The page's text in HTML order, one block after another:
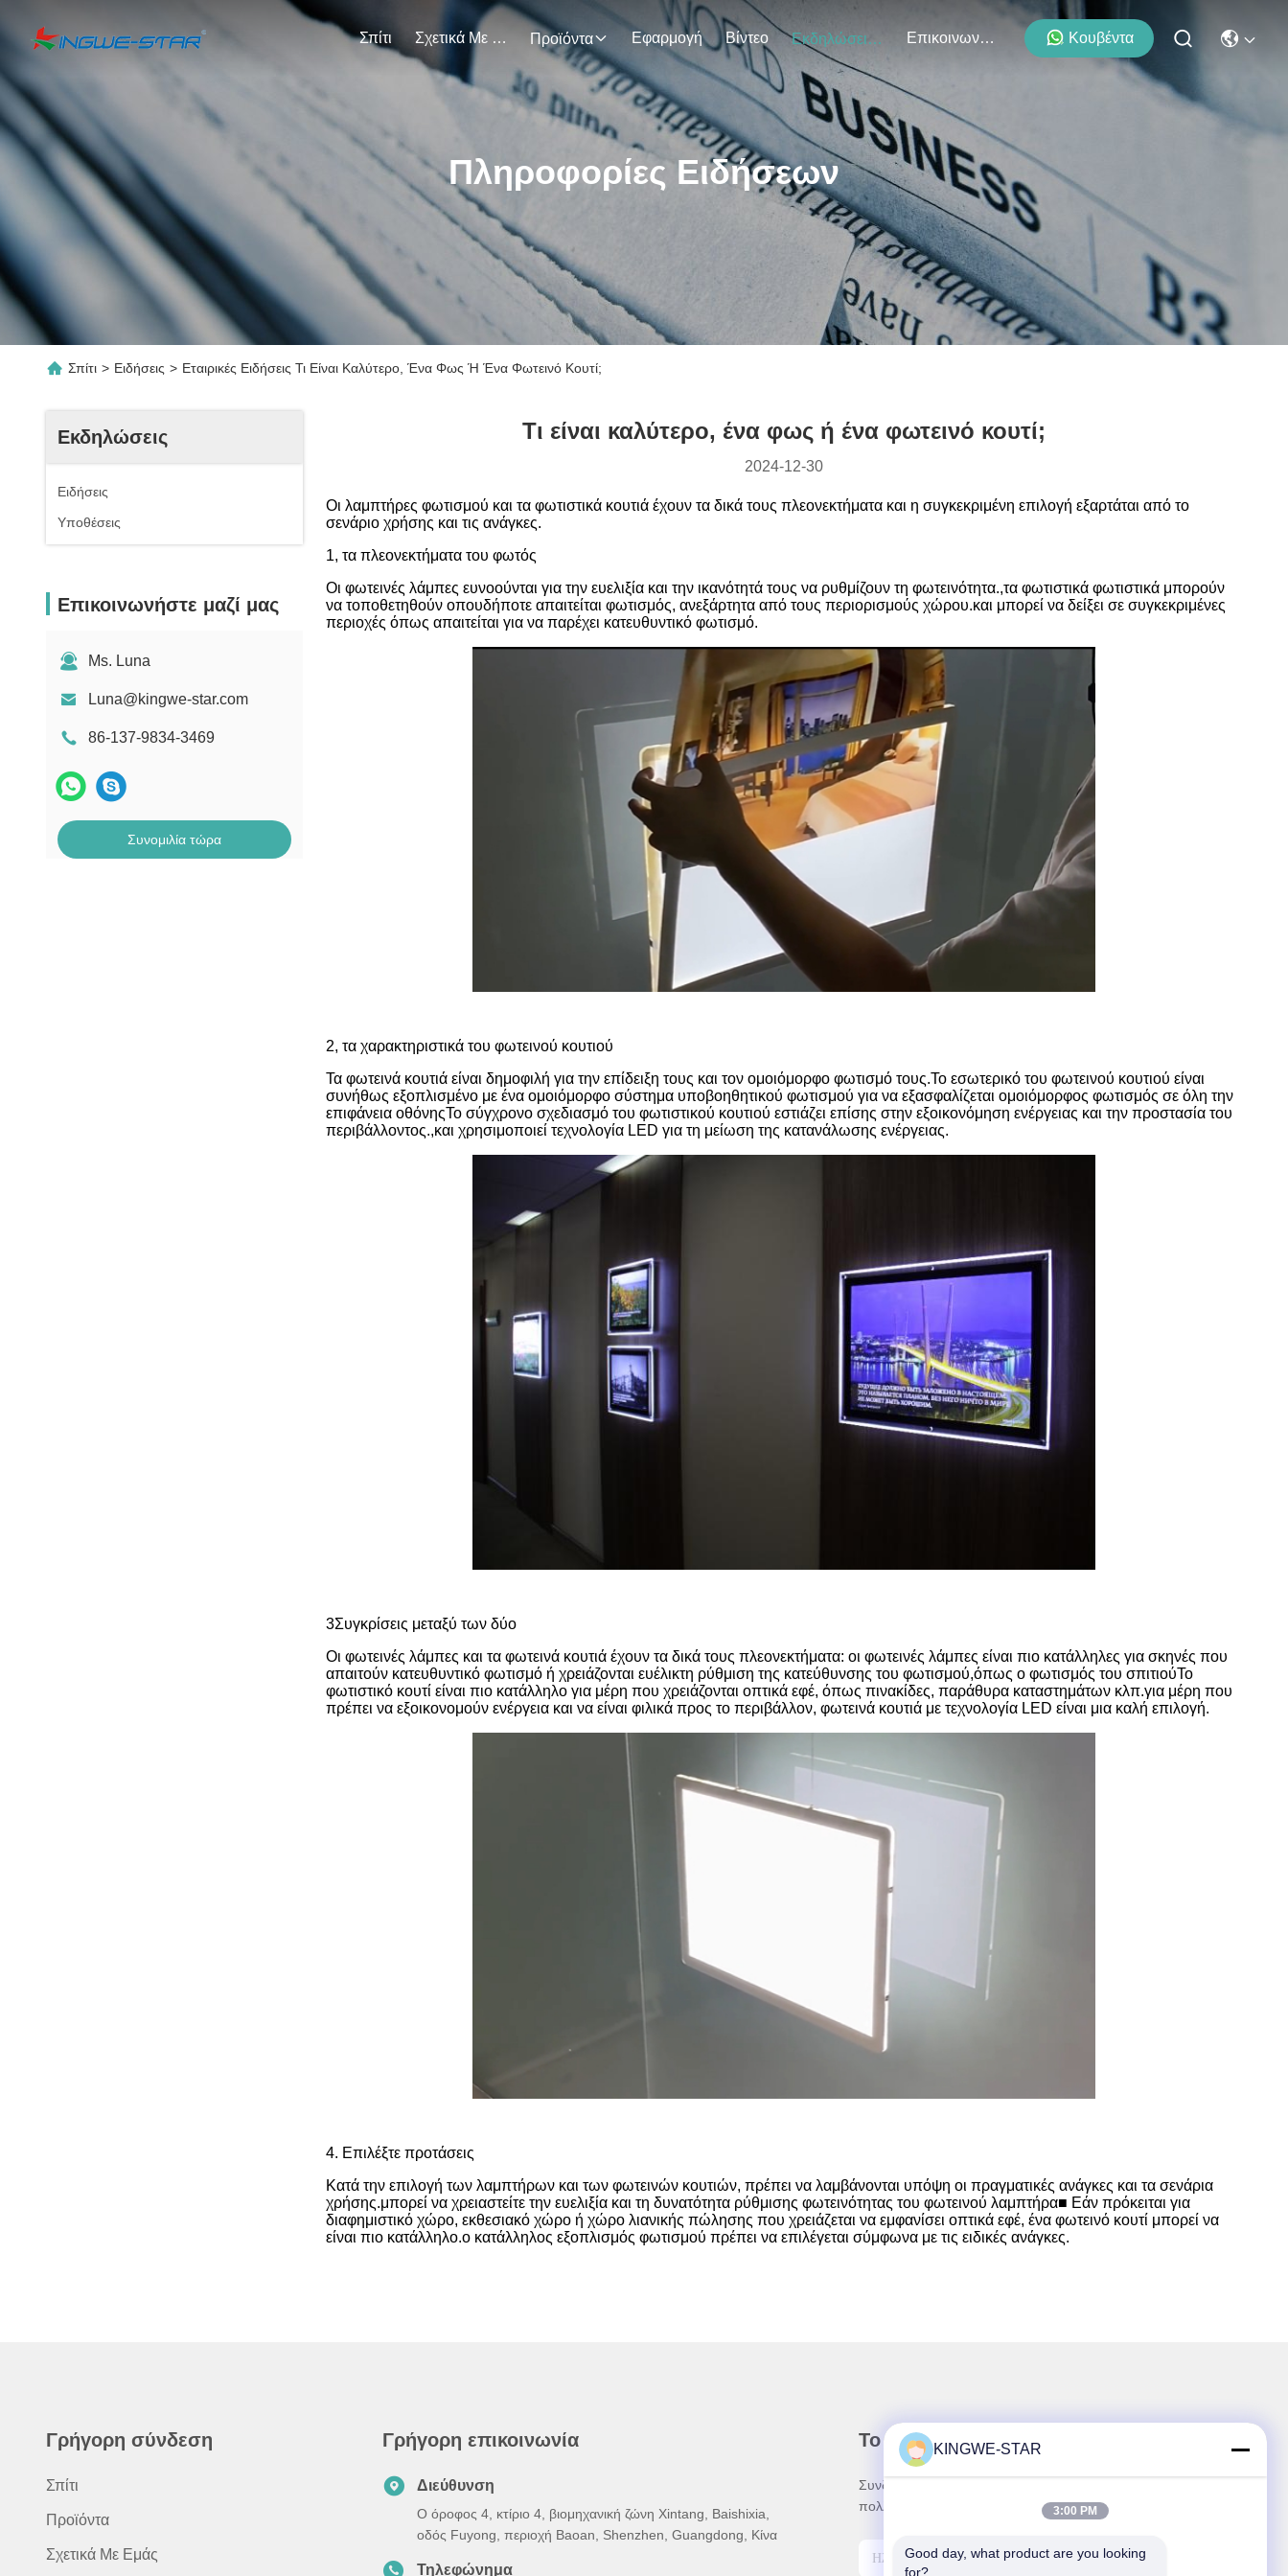
Σπίτι Σχετικά Με Εμάς Προϊόντα Εφαρμογή Βίντεο Εκδηλώσεις Επικοινωνήστε Μαζί Μας Κουβέντα
Πληροφορίες Ειδήσεων
Σπίτι > Ειδήσεις > Εταιρικές Ειδήσεις Τι Είναι Καλύτερο, Ένα Φως Ή Ένα Φωτεινό Κουτί;
Εκδηλώσεις
Ειδήσεις
Υποθέσεις
Επικοινωνήστε μαζί μας
Ms. Luna
Luna@kingwe-star.com
86-137-9834-3469
Συνομιλία τώρα
Τι είναι καλύτερο, ένα φως ή ένα φωτεινό κουτί;
2024-12-30
Οι λαμπτήρες φωτισμού και τα φωτιστικά κουτιά έχουν τα δικά τους πλεονεκτήματα και η συγκεκριμένη επιλογή εξαρτάται από το
σενάριο χρήσης και τις ανάγκες.
1, τα πλεονεκτήματα του φωτός
Οι φωτεινές λάμπες ευνοούνται για την ευελιξία και την ικανότητά τους να ρυθμίζουν τη φωτεινότητα.,τα φωτιστικά φωτιστικά μπορούν
να τοποθετηθούν οπουδήποτε απαιτείται φωτισμός, ανεξάρτητα από τους περιορισμούς χώρου.και μπορεί να δείξει σε συγκεκριμένες
περιοχές όπως απαιτείται για να παρέχει κατευθυντικό φωτισμό.
2, τα χαρακτηριστικά του φωτεινού κουτιού
Τα φωτεινά κουτιά είναι δημοφιλή για την επίδειξη τους και τον ομοιόμορφο φωτισμό τους.Το εσωτερικό του φωτεινού κουτιού είναι
συνήθως εξοπλισμένο με ένα ομοιόμορφο σύστημα υποβοηθητικού φωτισμού για να εξασφαλίζεται ομοιόμορφος φωτισμός σε όλη την
επιφάνεια οθόνηςΤο σύγχρονο σχεδιασμό του φωτιστικού κουτιού εστιάζει επίσης στην εξοικονόμηση ενέργειας και την προστασία του
περιβάλλοντος.,και χρησιμοποιεί τεχνολογία LED για τη μείωση της κατανάλωσης ενέργειας.
3Συγκρίσεις μεταξύ των δύο
Οι φωτεινές λάμπες και τα φωτεινά κουτιά έχουν τα δικά τους πλεονεκτήματα: οι φωτεινές λάμπες είναι πιο κατάλληλες για σκηνές που
απαιτούν κατευθυντικό φωτισμό ή χρειάζονται ευέλικτη ρύθμιση της κατεύθυνσης του φωτισμού,όπως ο φωτισμός του σπιτιούΤο
φωτιστικό κουτί είναι πιο κατάλληλο για μέρη που χρειάζονται οπτικά εφέ, όπως πινακίδες, παράθυρα καταστημάτων κλπ.για μέρη που
πρέπει να εξοικονομούν ενέργεια και να είναι φιλικά προς το περιβάλλον, φωτεινά κουτιά με τεχνολογία LED είναι μια καλή επιλογή.
4. Επιλέξτε προτάσεις
Κατά την επιλογή των λαμπτήρων και των φωτεινών κουτιών, πρέπει να λαμβάνονται υπόψη οι πραγματικές ανάγκες και τα σενάρια
χρήσης.μπορεί να χρειαστείτε την ευελιξία και τη δυνατότητα ρύθμισης φωτεινότητας του φωτεινού λαμπτήρα■ Εάν πρόκειται για
διαφημιστικό χώρο, εκθεσιακό χώρο ή χώρο λιανικής πώλησης που χρειάζεται να εμφανίσει οπτικά εφέ, ένα φωτεινό κουτί μπορεί να
είναι πιο κατάλληλο.ο κατάλληλος εξοπλισμός φωτισμού πρέπει να επιλέγεται σύμφωνα με τις ειδικές ανάγκες.
Γρήγορη σύνδεση
Σπίτι
Προϊόντα
Σχετικά Με Εμάς
Γρήγορη επικοινωνία
Διεύθυνση
Ο όροφος 4, κτίριο 4, βιομηχανική ζώνη Xintang, Baishixia,
οδός Fuyong, περιοχή Baoan, Shenzhen, Guangdong, Κίνα
Τηλεφώνημα
Το Δελτίο Ενημέρωσης
Συνδρομηθείτε στο ενημερωτικό μας δελτίο για εκπτώσεις και
πολλά άλλα.
KINGWE-STAR
3:00 PM
Good day, what product are you looking
for?